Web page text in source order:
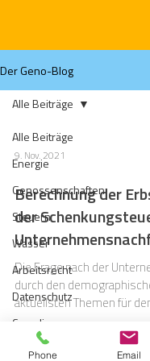
Der Geno-Blog
Alle Beiträge
Energie
Genossenschaften
Steuern
Wasser
Arbeitsrecht
Datenschutz
Compliance
Gas
Alle Beiträge
9. Nov. 2021
Berechnung der
der
Die Frage nach der
durch den
aktuellsten Themen für
Phone Email